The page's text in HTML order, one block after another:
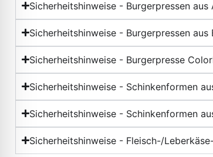
Sicherheitshinweise - Burgerpressen aus
Sicherheitshinweise - Burgerpressen aus
Sicherheitshinweise - Burgerpresse
Sicherheitshinweise - Schinkenformen
Sicherheitshinweise - Schinkenformen
Sicherheitshinweise - Fleisch-/